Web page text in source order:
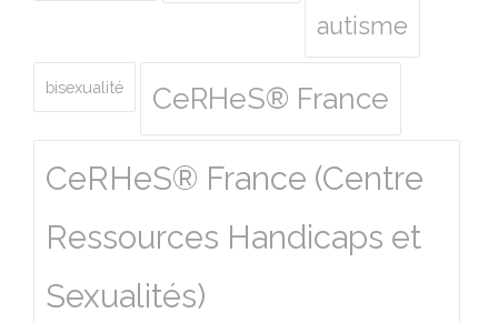
autisme
bisexualité CeRHeS® France
CeRHeS® France (Centre
Ressources Handicaps et
Sexualités)